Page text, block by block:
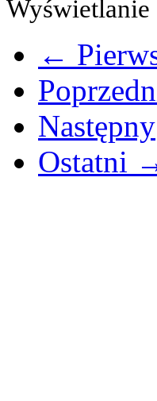
Wyświetlanie
←
Następny
Ostatni